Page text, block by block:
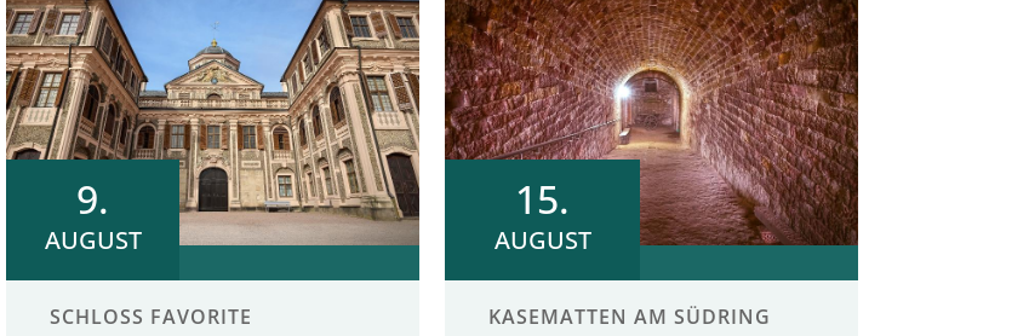
9.
AUGUST
SCHLOSS FAVORITE
15.
AUGUST
KASEMATTEN AM SÜDRING